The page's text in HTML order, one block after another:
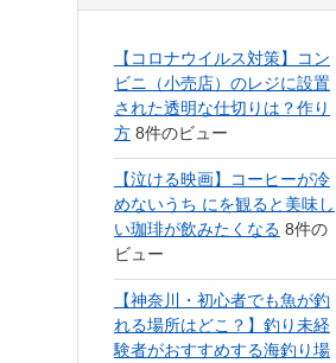
【コロナウイルス対策】コン
ビニ（小売店）のレジに設置
された透明な仕切りは？作り
方 8件のビュー
【泣ける映画】コーヒーが冷
めないうち にを観ると美味し
い珈琲が飲みたくなる 8件の
ビュー
【神奈川・初心者でも魚が釣
れる場所はどこ？】釣り未経
験者がおすすめする海釣り場